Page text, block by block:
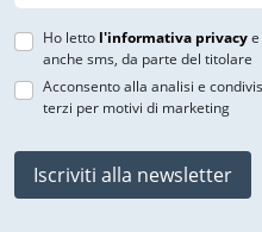
Ho letto l'informativa privacy
anche sms, da parte del titolare
Acconsento alla analisi e
terzi per motivi di marketing
Iscriviti alla newsletter